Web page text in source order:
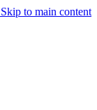
Skip to main content